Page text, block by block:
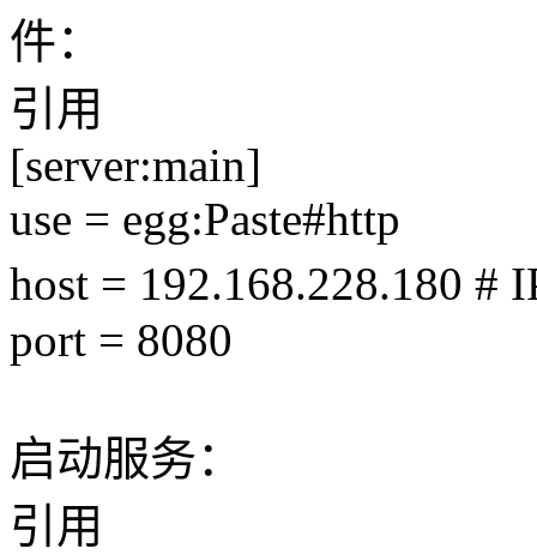
件：
引用
[server:main]
use = egg:Paste#http
host = 192.168.228.180 #
port = 8080
启动服务：
引用